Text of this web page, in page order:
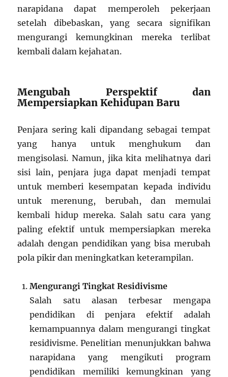
narapidana dapat memperoleh pekerjaan
setelah dibebaskan, yang secara signifikan
mengurangi kemungkinan mereka terlibat
kembali dalam kejahatan.
Mengubah Perspektif dan
Mempersiapkan Kehidupan Baru
Penjara sering kali dipandang sebagai tempat
yang hanya untuk menghukum dan
mengisolasi. Namun, jika kita melihatnya dari
sisi lain, penjara juga dapat menjadi tempat
untuk memberi kesempatan kepada individu
untuk merenung, berubah, dan memulai
kembali hidup mereka. Salah satu cara yang
paling efektif untuk mempersiapkan mereka
adalah dengan pendidikan yang bisa merubah
pola pikir dan meningkatkan keterampilan.
Mengurangi Tingkat Residivisme
Salah satu alasan terbesar mengapa
pendidikan di penjara efektif adalah
kemampuannya dalam mengurangi tingkat
residivisme. Penelitian menunjukkan bahwa
narapidana yang mengikuti program
pendidikan memiliki kemungkinan yang